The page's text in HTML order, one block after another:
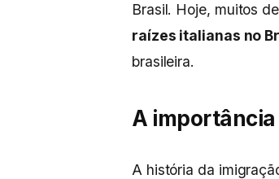
Brasil. Hoje, muitos
raízes italianas no
brasileira.
A importância
A história da